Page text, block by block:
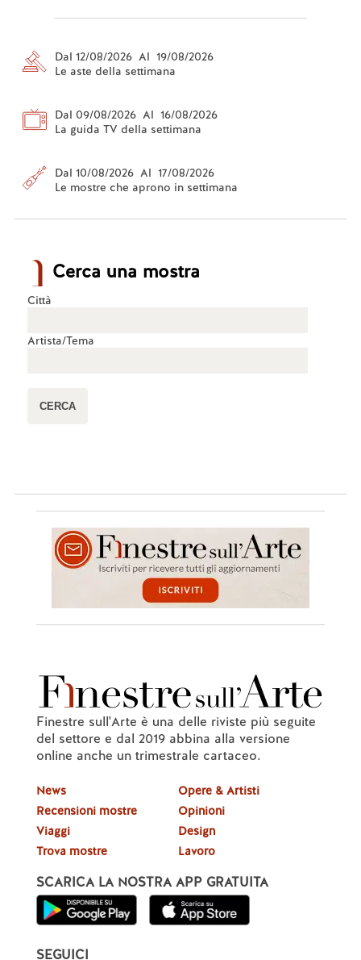
Dal 12/08/2026 Al 19/08/2026
Le aste della settimana
Dal 09/08/2026 Al 16/08/2026
La guida TV della settimana
Dal 10/08/2026 Al 17/08/2026
Le mostre che aprono in settimana
Cerca una mostra
Città
Artista/Tema
Finestre sull'Arte è una delle riviste più seguite
del settore e dal 2019 abbina alla versione
online anche un trimestrale cartaceo.
News
Recensioni mostre
Viaggi
Trova mostre
Opere & Artisti
Opinioni
Design
Lavoro
SCARICA LA NOSTRA APP GRATUITA
SEGUICI